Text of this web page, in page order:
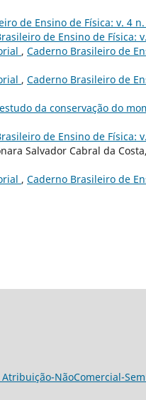
de Ensino de Física: v. 4
de Ensino de Física:
, Caderno Brasileiro de
, Caderno Brasileiro de
da conservação do
de Ensino de Física:
Salvador Cabral da Costa,
, Caderno Brasileiro de
NãoComercial-